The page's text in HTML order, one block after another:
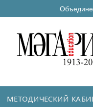
МЕТОДИЧЕСКИЙ